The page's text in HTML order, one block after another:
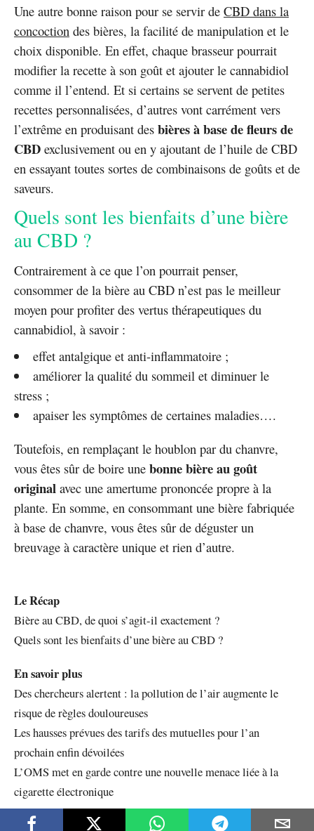
Une autre bonne raison pour se servir de CBD dans la
concoction des bières, la facilité de manipulation et le
choix disponible. En effet, chaque brasseur pourrait
modifier la recette à son goût et ajouter le cannabidiol
comme il l’entend. Et si certains se servent de petites
recettes personnalisées, d’autres vont carrément vers
l’extrême en produisant des bières à base de fleurs de
CBD exclusivement ou en y ajoutant de l’huile de CBD
en essayant toutes sortes de combinaisons de goûts et de
saveurs.
Quels sont les bienfaits d’une bière
au CBD ?
Contrairement à ce que l’on pourrait penser,
consommer de la bière au CBD n’est pas le meilleur
moyen pour profiter des vertus thérapeutiques du
cannabidiol, à savoir :
effet antalgique et anti-inflammatoire ;
améliorer la qualité du sommeil et diminuer le
stress ;
apaiser les symptômes de certaines maladies….
Toutefois, en remplaçant le houblon par du chanvre,
vous êtes sûr de boire une bonne bière au goût
original avec une amertume prononcée propre à la
plante. En somme, en consommant une bière fabriquée
à base de chanvre, vous êtes sûr de déguster un
breuvage à caractère unique et rien d’autre.
Le Récap
Bière au CBD, de quoi s’agit-il exactement ?
Quels sont les bienfaits d’une bière au CBD ?
En savoir plus
Des chercheurs alertent : la pollution de l’air augmente le
risque de règles douloureuses
Les hausses prévues des tarifs des mutuelles pour l’an
prochain enfin dévoilées
L’OMS met en garde contre une nouvelle menace liée à la
cigarette électronique